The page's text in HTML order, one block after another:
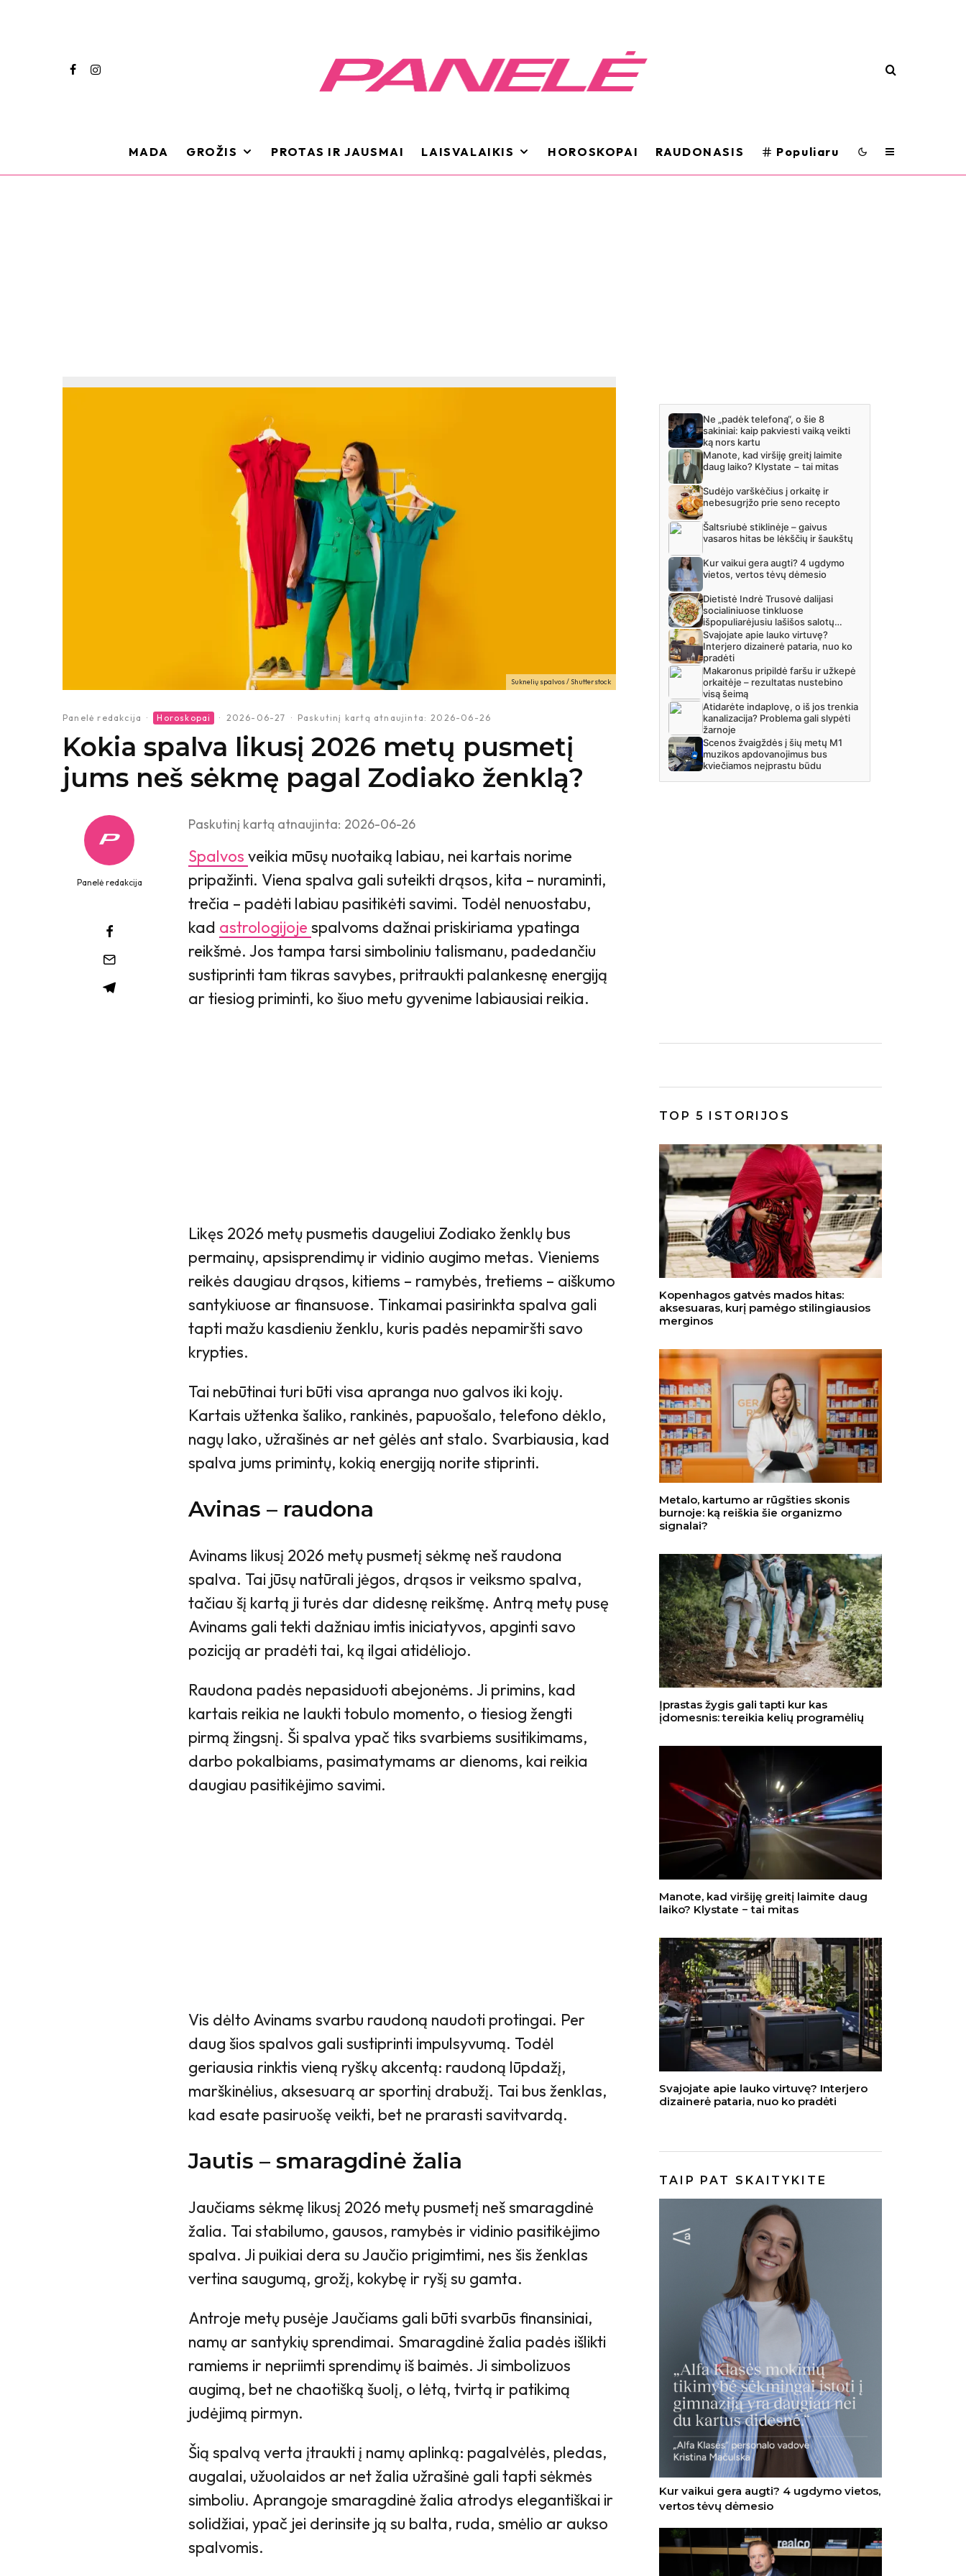
MADA GROŽIS PROTAS IR JAUSMAI LAISVALAIKIS HOROSKOPAI RAUDONASIS Populiaru
Suknelių spalvos / Shutterstock
Panelė redakcija · Horoskopai · 2026-06-27 · Paskutinį kartą atnaujinta: 2026-06-26
Kokia spalva likusį 2026 metų pusmetį
jums neš sėkmę pagal Zodiako ženklą?
Panelė redakcija
Paskutinį kartą atnaujinta: 2026-06-26
Spalvos veikia mūsų nuotaiką labiau, nei kartais norime
pripažinti. Viena spalva gali suteikti drąsos, kita – nuraminti,
trečia – padėti labiau pasitikėti savimi. Todėl nenuostabu,
kad astrologijoje spalvoms dažnai priskiriama ypatinga
reikšmė. Jos tampa tarsi simboliniu talismanu, padedančiu
sustiprinti tam tikras savybes, pritraukti palankesnę energiją
ar tiesiog priminti, ko šiuo metu gyvenime labiausiai reikia.
Likęs 2026 metų pusmetis daugeliui Zodiako ženklų bus
permainų, apsisprendimų ir vidinio augimo metas. Vieniems
reikės daugiau drąsos, kitiems – ramybės, tretiems – aiškumo
santykiuose ar finansuose. Tinkamai pasirinkta spalva gali
tapti mažu kasdieniu ženklu, kuris padės nepamiršti savo
krypties.
Tai nebūtinai turi būti visa apranga nuo galvos iki kojų.
Kartais užtenka šaliko, rankinės, papuošalo, telefono dėklo,
nagų lako, užrašinės ar net gėlės ant stalo. Svarbiausia, kad
spalva jums primintų, kokią energiją norite stiprinti.
Avinas – raudona
Avinams likusį 2026 metų pusmetį sėkmę neš raudona
spalva. Tai jūsų natūrali jėgos, drąsos ir veiksmo spalva,
tačiau šį kartą ji turės dar didesnę reikšmę. Antrą metų pusę
Avinams gali tekti dažniau imtis iniciatyvos, apginti savo
poziciją ar pradėti tai, ką ilgai atidėliojo.
Raudona padės nepasiduoti abejonėms. Ji primins, kad
kartais reikia ne laukti tobulo momento, o tiesiog žengti
pirmą žingsnį. Ši spalva ypač tiks svarbiems susitikimams,
darbo pokalbiams, pasimatymams ar dienoms, kai reikia
daugiau pasitikėjimo savimi.
Vis dėlto Avinams svarbu raudoną naudoti protingai. Per
daug šios spalvos gali sustiprinti impulsyvumą. Todėl
geriausia rinktis vieną ryškų akcentą: raudoną lūpdažį,
marškinėlius, aksesuarą ar sportinį drabužį. Tai bus ženklas,
kad esate pasiruošę veikti, bet ne prarasti savitvardą.
Jautis – smaragdinė žalia
Jaučiams sėkmę likusį 2026 metų pusmetį neš smaragdinė
žalia. Tai stabilumo, gausos, ramybės ir vidinio pasitikėjimo
spalva. Ji puikiai dera su Jaučio prigimtimi, nes šis ženklas
vertina saugumą, grožį, kokybę ir ryšį su gamta.
Antroje metų pusėje Jaučiams gali būti svarbūs finansiniai,
namų ar santykių sprendimai. Smaragdinė žalia padės išlikti
ramiems ir nepriimti sprendimų iš baimės. Ji simbolizuos
augimą, bet ne chaotišką šuolį, o lėtą, tvirtą ir patikimą
judėjimą pirmyn.
Šią spalvą verta įtraukti į namų aplinką: pagalvėlės, pledas,
augalai, užuolaidos ar net žalia užrašinė gali tapti sėkmės
simboliu. Aprangoje smaragdinė žalia atrodys elegantiškai ir
solidžiai, ypač jei derinsite ją su balta, ruda, smėlio ar aukso
spalvomis.
TOP 5 ISTORIJOS
Kopenhagos gatvės mados hitas:
aksesuaras, kurį pamėgo stilingiausios
merginos
Metalo, kartumo ar rūgšties skonis
burnoje: ką reiškia šie organizmo
signalai?
Įprastas žygis gali tapti kur kas
įdomesnis: tereikia kelių programėlių
Manote, kad viršiję greitį laimite daug
laiko? Klystate − tai mitas
Svajojate apie lauko virtuvę? Interjero
dizainerė pataria, nuo ko pradėti
TAIP PAT SKAITYKITE
Kur vaikui gera augti? 4 ugdymo vietos,
vertos tėvų dėmesio